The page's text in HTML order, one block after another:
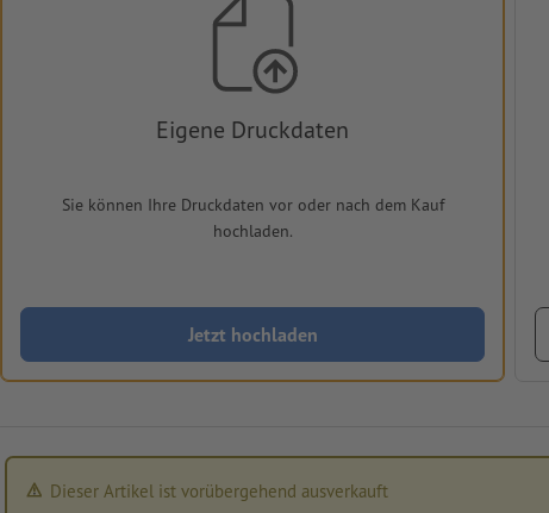
Eigene Druckdaten
Sie können Ihre Druckdaten vor oder nach dem Kauf
hochladen.
Jetzt hochladen
Dieser Artikel ist vorübergehend ausverkauft